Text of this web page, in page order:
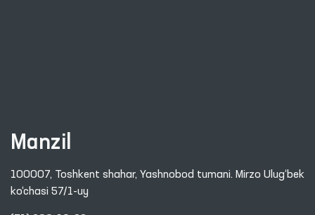
Manzil
100007, Toshkent shahar, Yashnobod tumani. Mirzo Ulug‘bek
ko‘chasi 57/1-uy